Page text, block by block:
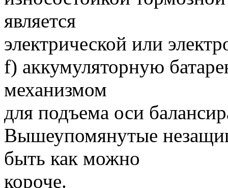
является
электрической или
f) аккумуляторную
механизмом
для подъема оси
Вышеупомянутые
быть как можно
короче.